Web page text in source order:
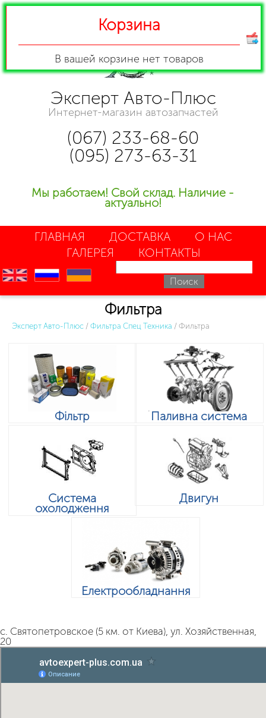
Эксперт Авто-Плюс
Интернет-магазин автозапчастей
(067) 233-68-60
(095) 273-63-31
Мы работаем! Свой склад. Наличие -
актуально!
ГЛАВНАЯ ДОСТАВКА
О НАС
ГАЛЕРЕЯ
КОНТАКТЫ
en ru uk
Фильтра
Эксперт Авто-Плюс / Фильтра Спец Техника / Фильтра
Фільтр Паливна система
Система
охолодження
Двигун
Електрообладнання
Корзина
В вашей корзине нет товаров
с. Святопетровское (5 км. от Киева), ул. Хозяйственная,
20